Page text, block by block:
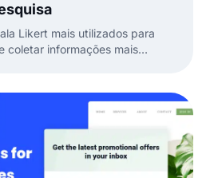
Likert mais utilizados para
coletar informações mais